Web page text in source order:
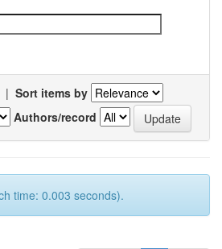
| Sort items by
Authors/record
time: 0.003 seconds).